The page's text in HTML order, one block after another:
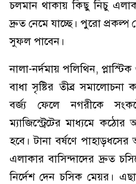
চলমান থাকায় কিছু নিচু
দ্রুত নেমে যাচ্ছে। পুরো
সুফল পাবেন।
নালা-নর্দমায় পলিথিন,
বাধা সৃষ্টির তীব্র সমালোচনা
বর্জ্য ফেলে নগরীকে
ম্যাজিস্ট্রেটের মাধ্যমে
হবে। টানা বর্ষণে
এলাকার বাসিন্দাদের দ্রুত
নির্দেশ দেন চসিক মেয়র।